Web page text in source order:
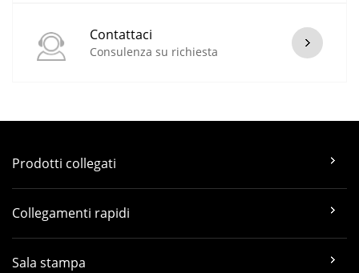
Contattaci
Consulenza su richiesta
Prodotti collegati
Collegamenti rapidi
Sala stampa